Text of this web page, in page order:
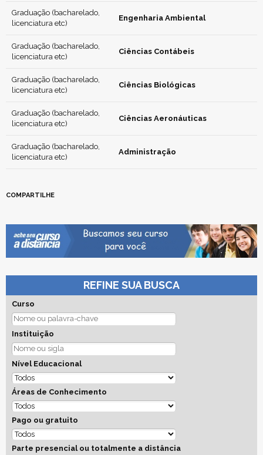
Graduação (bacharelado,
licenciatura etc)
Engenharia Ambiental
Graduação (bacharelado,
licenciatura etc)
Ciências Contábeis
Graduação (bacharelado,
licenciatura etc)
Ciências Biológicas
Graduação (bacharelado,
licenciatura etc)
Ciências Aeronáuticas
Graduação (bacharelado,
licenciatura etc)
Administração
COMPARTILHE
REFINE SUA BUSCA
Curso
Instituição
Nível Educacional
Áreas de Conhecimento
Pago ou gratuito
Parte presencial ou totalmente a distância